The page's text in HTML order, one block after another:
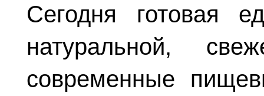
Сегодня готовая
натуральной,
современные